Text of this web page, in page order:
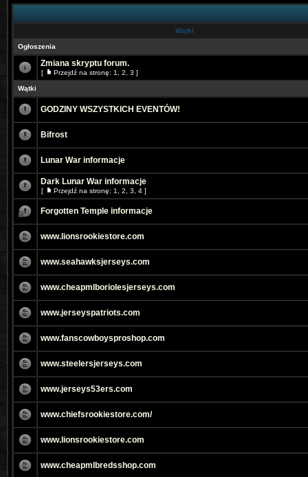
Wątki
Ogłoszenia
Zmiana skryptu forum.
[ Przejdź na stronę: 1 2 3 ]
Wątki
GODZINY WSZYSTKICH EVENTÓW!
Bifrost
Lunar War informacje
Dark Lunar War informacje
[ Przejdź na stronę: 1 2 3 4 ]
Forgotten Temple informacje
www.lionsrookiestore.com
www.seahawksjerseys.com
www.cheapmlboriolesjerseys.com
www.jerseyspatriots.com
www.fanscowboysproshop.com
www.steelersjerseys.com
www.jerseys53ers.com
www.chiefsrookiestore.com/
www.lionsrookiestore.com
www.cheapmlbredsshop.com